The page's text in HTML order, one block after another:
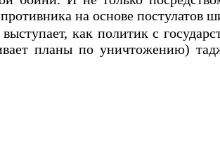
противника на основе
как политик с
планы по уничтожению)